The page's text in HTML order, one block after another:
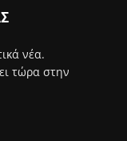
νέα.
τώρα στην